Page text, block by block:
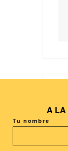
A LA
Tu nombre